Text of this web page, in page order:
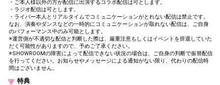
・ご本人様以外の方が配信に出演するコラボ配信は可とします。
・ラジオ配信は可とします。
・ライバー本人とリアルタイムでコミュニケーションがとれない配信は禁止です。
なお、演奏やダンスなどの一時的にコミュニケーションが取れない配信は、ご自身
のパフォーマンス中のみ可能とします。
※運営側が不適切な配信と判断した際は、厳重注意もしくはイベントを辞退していた
だく可能性がありますので、予めご了承ください。
※SHOWROOMの障害によって配信できない状況の場合は、ご自身の判断で振替配信
を行ってください。お知らせやメッセージによる通知がない限り、代わりの配信時
間はございません。
特典